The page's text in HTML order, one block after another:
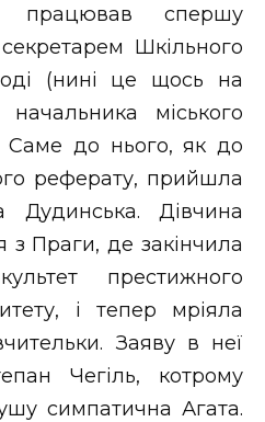
працював спершу
Шкільного
(нині це щось на
начальника міського
Саме до нього, як до
реферату, прийшла
Дівчина
Праги, де закінчила
престижного
і тепер мріяла
Заяву в неї
Чегіль, котрому
симпатична Агата.